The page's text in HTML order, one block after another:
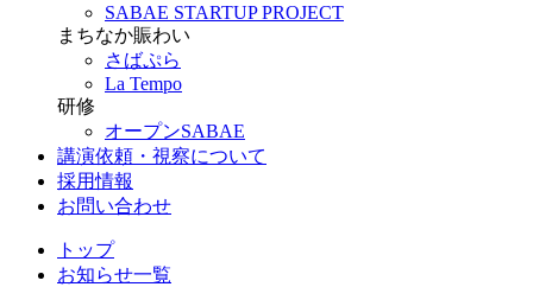
SABAE STARTUP PROJECT
まちなか賑わい
さばぷら
La Tempo
研修
オープンSABAE
講演依頼・視察について
採用情報
お問い合わせ
トップ
お知らせ一覧